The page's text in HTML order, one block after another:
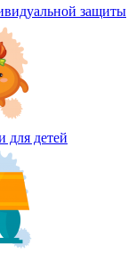
защиты
для детей